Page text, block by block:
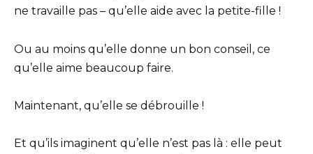
ne travaille pas – qu’elle aide avec la petite-fille !
Ou au moins qu’elle donne un bon conseil, ce
qu’elle aime beaucoup faire.
Maintenant, qu’elle se débrouille !
Et qu’ils imaginent qu’elle n’est pas là : elle peut